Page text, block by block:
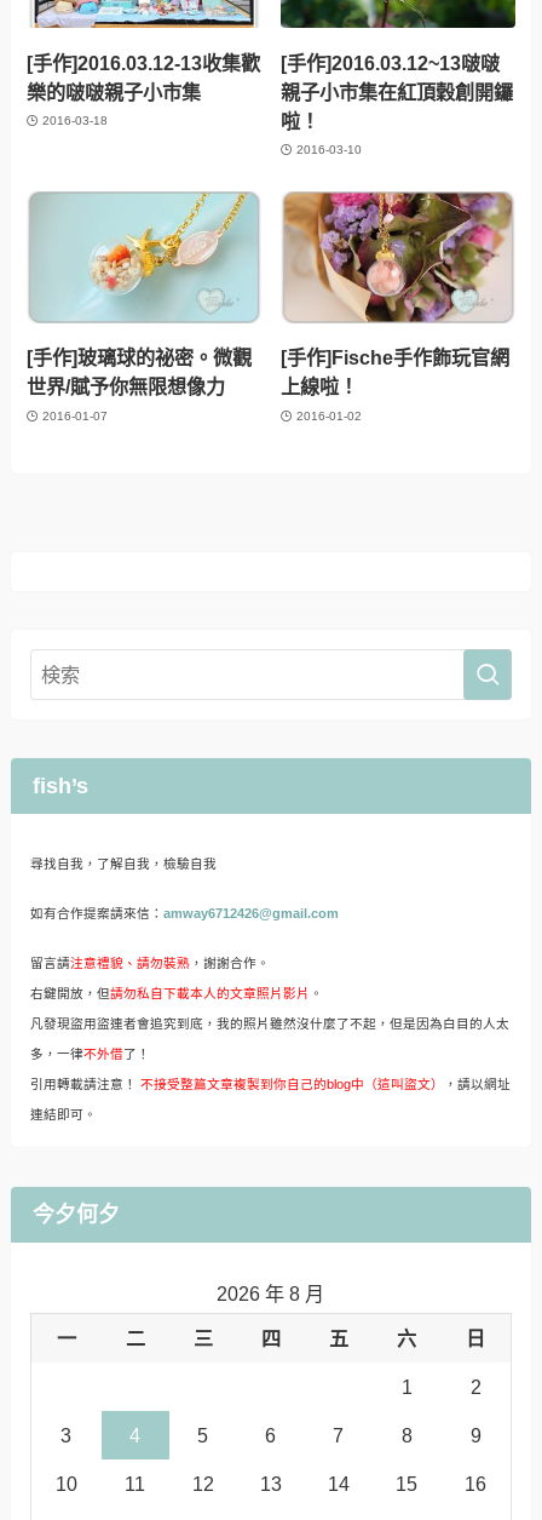
[手作]2016.03.12-13收集歡
樂的啵啵親子小市集
2016-03-18
[手作]2016.03.12~13啵啵
親子小市集在紅頂穀創開鑼
啦！
2016-03-10
[手作]玻璃球的祕密。微觀
世界/賦予你無限想像力
2016-01-07
[手作]Fische手作飾玩官網
上線啦！
2016-01-02
fish’s
尋找自我，了解自我，檢驗自我
如有合作提案請來信： amway6712426@gmail.com
留言請注意禮貌、請勿裝熟，謝謝合作。
右鍵開放，但請勿私自下載本人的文章照片影片 。
凡發現盜用盜連者會追究到底，我的照片雖然沒什麼了不起，但是因為白目的人太
多，一律不外借了！
引用轉載請注意！ 不接受整篇文章複製到你自己的blog中（這叫盜文） ，請以網址
連結即可。
今夕何夕
2026 年 8 月
一 二 三 四 五 六 日
1 2
3 4 5 6 7 8 9
10 11 12 13 14 15 16